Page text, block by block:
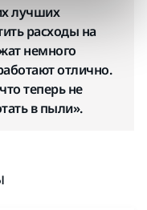
лучших
расходы на
немного
отлично.
теперь не
в пыли».